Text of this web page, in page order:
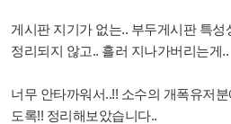
게시판 지기가 없는.. 부두게시판 특성
정리되지 않고.. 흘러 지나가버리는게..
너무 안타까워서..!! 소수의 개폭유저
도록!! 정리해보았습니다..